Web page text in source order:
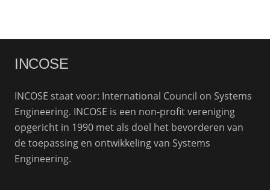
INCOSE
INCOSE staat voor: International Council on Systems
Engineering. INCOSE is een non-profit vereniging
opgericht in 1990 met als doel het bevorderen van
de toepassing en ontwikkeling van Systems
Engineering.